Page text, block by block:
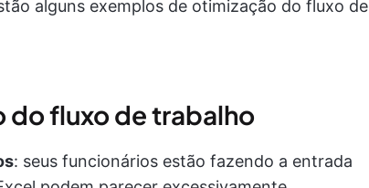
alguns exemplos de otimização do fluxo de
do fluxo de trabalho
: seus funcionários estão fazendo a entrada